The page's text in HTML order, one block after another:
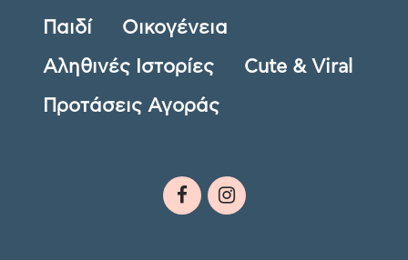
Παιδί Οικογένεια
Αληθινές Ιστορίες Cute & Viral
Προτάσεις Αγοράς